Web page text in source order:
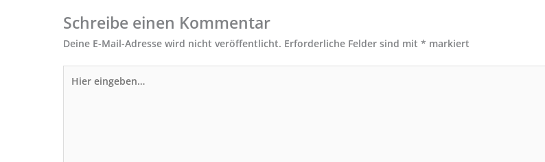
Schreibe einen Kommentar
Deine E-Mail-Adresse wird nicht veröffentlicht. Erforderliche Felder sind mit * markiert
eingeben…